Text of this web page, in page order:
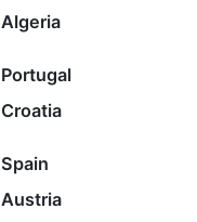
Algeria
Portugal
Croatia
Spain
Austria